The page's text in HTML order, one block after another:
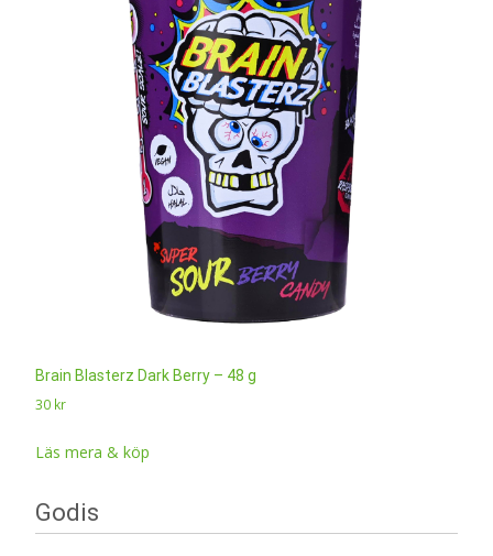
Brain Blasterz Dark Berry – 48 g
30 kr
Läs mera & köp
Godis